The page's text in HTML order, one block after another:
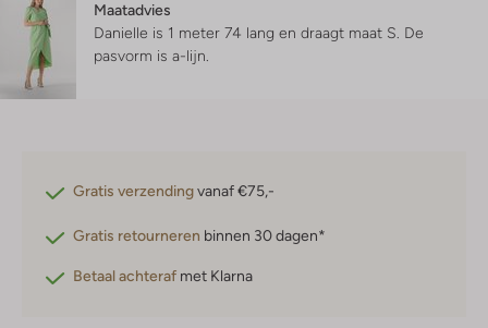
Maatadvies
Danielle is 1 meter 74 lang en draagt maat S. De
pasvorm is a-lijn
Gratis verzendingvanaf €75,-
Gratis retourneren binnen 30 dagen*
Betaal achteraf met Klarna